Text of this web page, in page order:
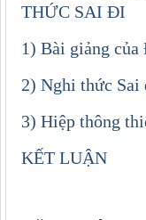
THỨC SAI ĐI
1) Bài giảng
2) Nghi thức Sai
3) Hiệp thông
KẾT LUẬN